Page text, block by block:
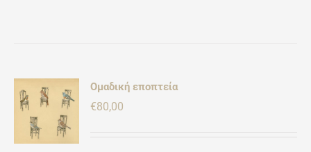
Ομαδική εποπτεία
€80,00